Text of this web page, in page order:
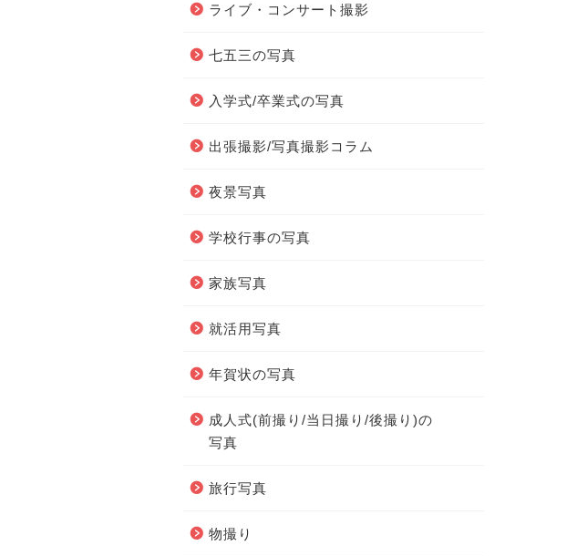
ライブ・コンサート撮影
七五三の写真
入学式/卒業式の写真
出張撮影/写真撮影コラム
夜景写真
学校行事の写真
家族写真
就活用写真
年賀状の写真
成人式(前撮り/当日撮り/後撮り)の
写真
旅行写真
物撮り